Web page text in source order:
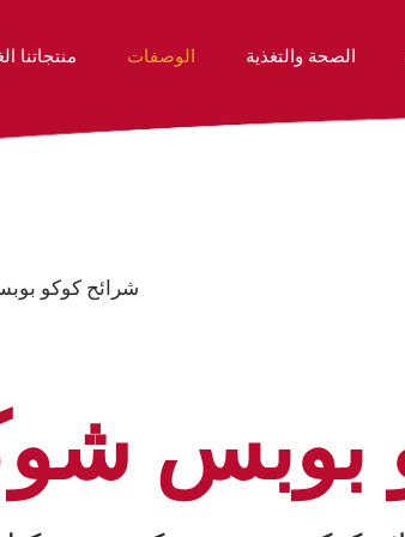
منتجاتنا الوصفات الصحة والتغذية
منتجاتنا الغذائية
شرائح كوكو
بوبس